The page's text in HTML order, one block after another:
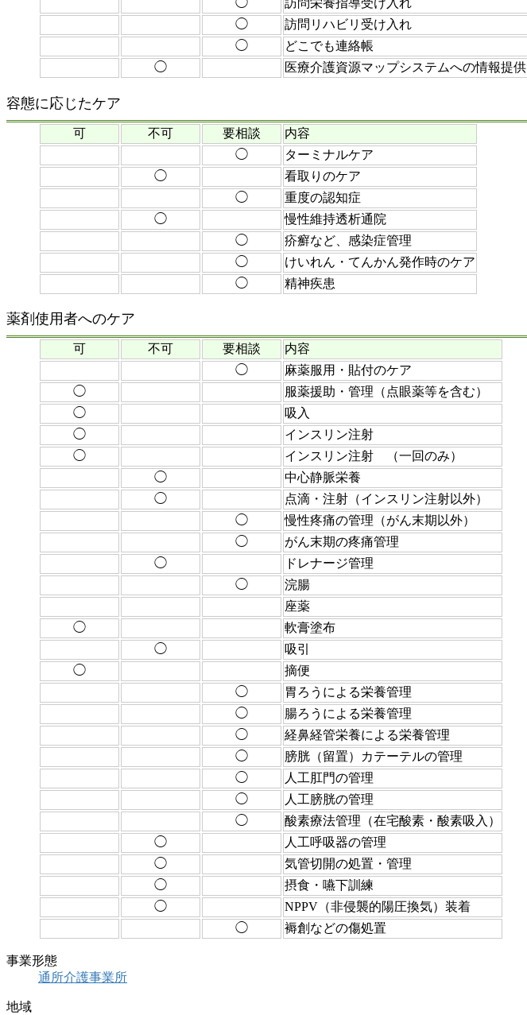
◯
訪問栄養指導受け入れ
◯
訪問リハビリ受け入れ
◯
どこでも連絡帳
◯
医療介護資源マップシステムへの情報提供
容態に応じたケア
可 不可 要相談
内容
◯
ターミナルケア
◯
看取りのケア
◯
重度の認知症
◯
慢性維持透析通院
◯
疥癬など、感染症管理
◯
けいれん・てんかん発作時のケア
◯
精神疾患
薬剤使用者へのケア
可 不可 要相談
内容
◯
麻薬服用・貼付のケア
◯
服薬援助・管理（点眼薬等を含む）
◯
吸入
◯
インスリン注射
◯
インスリン注射 （一回のみ）
◯
中心静脈栄養
◯
点滴・注射（インスリン注射以外）
◯
慢性疼痛の管理（がん末期以外）
◯
がん末期の疼痛管理
◯
ドレナージ管理
◯
浣腸
座薬
◯
軟膏塗布
◯
吸引
◯
摘便
◯
胃ろうによる栄養管理
◯
腸ろうによる栄養管理
◯
経鼻経管栄養による栄養管理
◯
膀胱（留置）カテーテルの管理
◯
人工肛門の管理
◯
人工膀胱の管理
◯
酸素療法管理（在宅酸素・酸素吸入）
◯
人工呼吸器の管理
◯
気管切開の処置・管理
◯
摂食・嚥下訓練
◯
NPPV（非侵襲的陽圧換気）装着
◯
褥創などの傷処置
事業形態
通所介護事業所
地域